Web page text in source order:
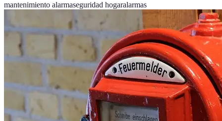
mantenimiento alarmaseguridad hogaralarmas